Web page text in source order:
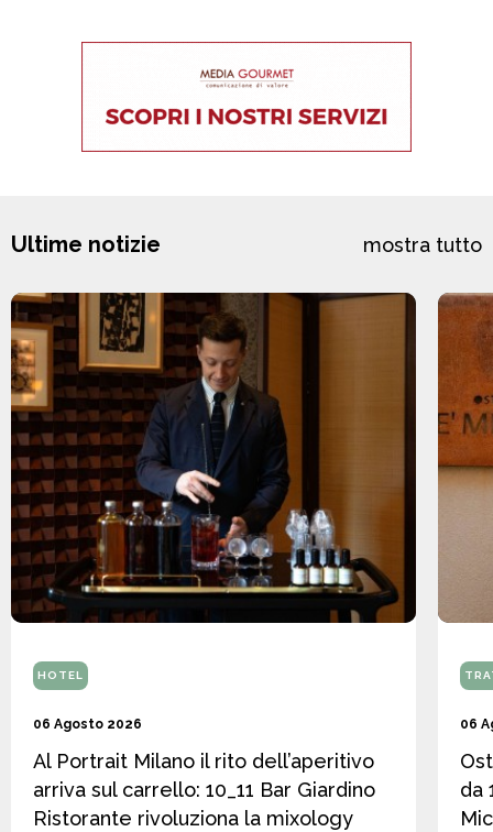
Ultime notizie mostra tutto
HOTEL
06 Agosto 2026
Al Portrait Milano il rito dell’aperitivo
arriva sul carrello: 10_11 Bar Giardino
Ristorante rivoluziona la mixology
06
da